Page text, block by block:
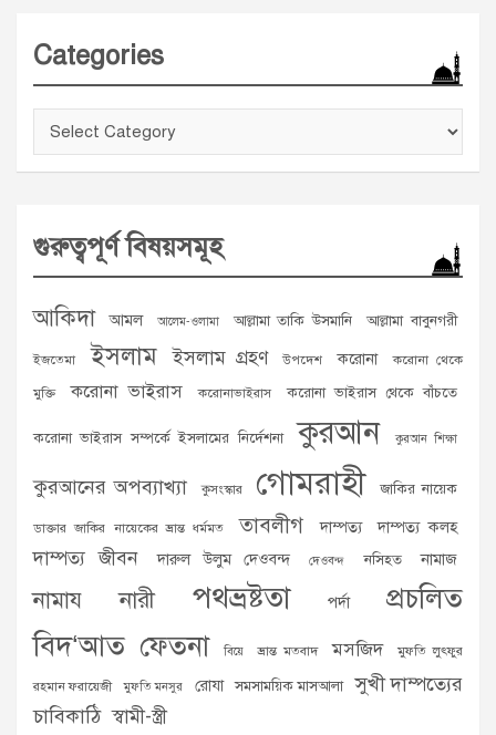
Categories
Categories
গুরুত্বপূর্ণ বিষয়সমূহ
আকিদা আমল আলেম-ওলামা আল্লামা তাকি উসমানি আল্লামা বাবুনগরী
ইজতেমা ইসলাম ইসলাম গ্রহণ উপদেশ করোনা করোনা থেকে
মুক্তি করোনা ভাইরাস করোনাভাইরাস করোনা ভাইরাস থেকে বাঁচতে
করোনা ভাইরাস সম্পর্কে ইসলামের নির্দেশনা কুরআন কুরআন শিক্ষা
কুরআনের অপব্যাখ্যা কুসংস্কার গোমরাহী জাকির নায়েক
ডাক্তার জাকির নায়েকের ভ্রান্ত ধর্মমত তাবলীগ দাম্পত্য দাম্পত্য কলহ
দাম্পত্য জীবন দারুল উলুম দেওবন্দ দেওবন্দ নসিহত নামাজ
নামায নারী পথভ্রষ্টতা পর্দা
প্রচলিত
বিদ‘আত ফেতনা বিয়ে ভ্রান্ত মতবাদ মসজিদ মুফতি লুৎফুর
রহমান ফরায়েজী মুফতি মনসুর রোযা সমসাময়িক মাসআলা
সুখী দাম্পত্যের
চাবিকাঠি স্বামী-স্ত্রী